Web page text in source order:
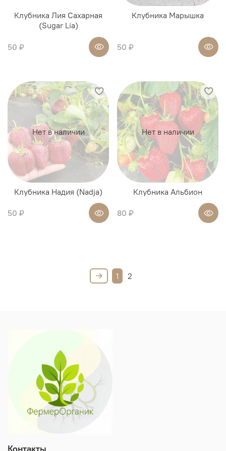
Клубника Лия Сахарная
(Sugar Lia)
50 ₽
Клубника Марышка
50 ₽
Нет в наличии
Клубника Надия (Nadja)
50 ₽
Нет в наличии
Клубника Альбион
80 ₽
1 2
Контакты